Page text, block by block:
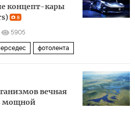
концепт-кары
8
5905
фотолента
вечная
мощной